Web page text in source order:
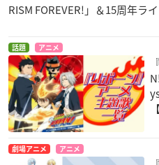
RISM FOREVER!」＆15周年ラ
話題 アニメ
劇場アニメ アニメ